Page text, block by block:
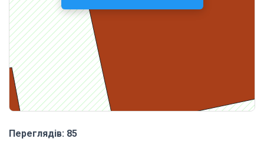
Переглядів: 85